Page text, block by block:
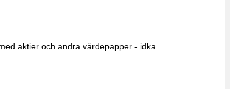
aktier och andra värdepapper - idka